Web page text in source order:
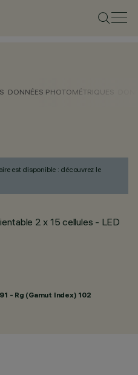
DONNÉES PHOTOMÉTRIQUES
est disponible : découvrez le
2 x 15 cellules - LED
- Rg (Gamut Index) 102